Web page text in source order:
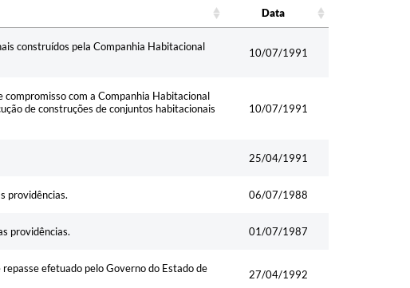
Data
construídos pela Companhia Habitacional
10/07/1991
com a Companhia Habitacional
de construções de conjuntos habitacionais
10/07/1991
25/04/1991
providências. 06/07/1988
providências. 01/07/1987
efetuado pelo Governo do Estado de
27/04/1992